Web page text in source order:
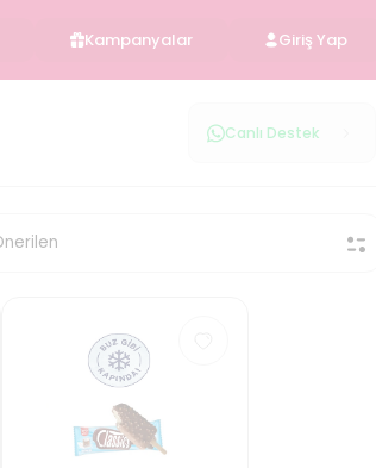
Kampanyalar Giriş Yap
Canlı Destek